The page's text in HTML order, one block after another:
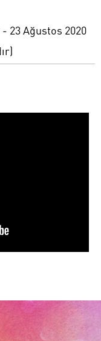
23 Ağustos 2020